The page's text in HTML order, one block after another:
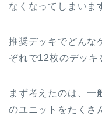
なくなってしまいま
推奨デッキでどんな
ぞれで12枚のデッキ
まず考えたのは、一
のユニットをたくさ